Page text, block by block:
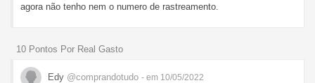
agora não tenho nem o numero de rastreamento.
10 Pontos Por Real Gasto
Edy @comprandotudo - em 10/05/2022